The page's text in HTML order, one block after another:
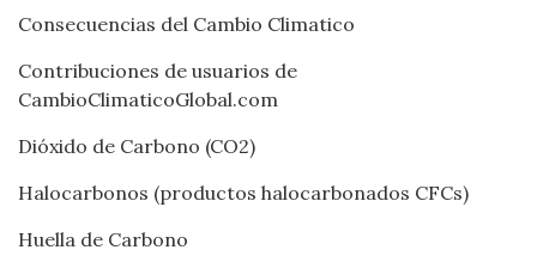
Consecuencias del Cambio Climatico
Contribuciones de usuarios de
CambioClimaticoGlobal.com
Dióxido de Carbono (CO2)
Halocarbonos (productos halocarbonados CFCs)
Huella de Carbono